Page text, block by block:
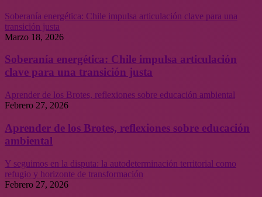
Soberanía energética: Chile impulsa articulación clave para una
transición justa
Marzo 18, 2026
Soberanía energética: Chile impulsa articulación
clave para una transición justa
Aprender de los Brotes, reflexiones sobre educación ambiental
Febrero 27, 2026
Aprender de los Brotes, reflexiones sobre educación
ambiental
Y seguimos en la disputa: la autodeterminación territorial como
refugio y horizonte de transformación
Febrero 27, 2026